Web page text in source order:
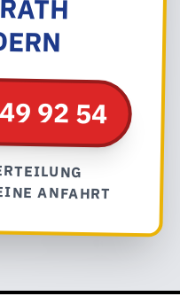
92 54
ANFAHRT